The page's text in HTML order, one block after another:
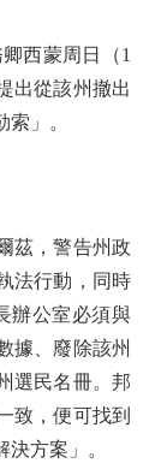
西蒙周日（1
出從該州撤出
」。
，警告州政
法行動，同時
辦公室必須與
據、廢除該州
選民名冊。邦
致，便可找到
方案」。